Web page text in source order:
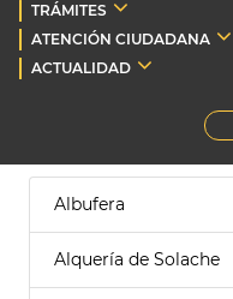
TRÁMITES
ATENCIÓN CIUDADANA
ACTUALIDAD
Albufera
Alquería de Solache